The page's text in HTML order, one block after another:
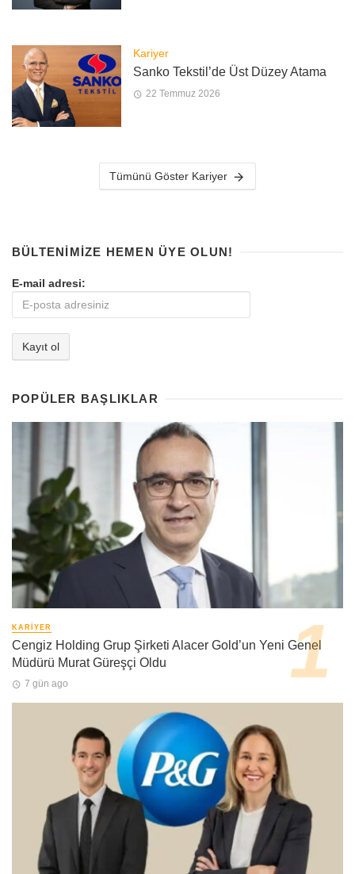
Kariyer
Sanko Tekstil’de Üst Düzey Atama
22 Temmuz 2026
Tümünü Göster Kariyer
BÜLTENIMIZE HEMEN ÜYE OLUN!
E-mail adresi:
POPÜLER BAŞLIKLAR
KARIYER
Cengiz Holding Grup Şirketi Alacer Gold’un Yeni Genel
Müdürü Murat Güreşçi Oldu
7 gün ago